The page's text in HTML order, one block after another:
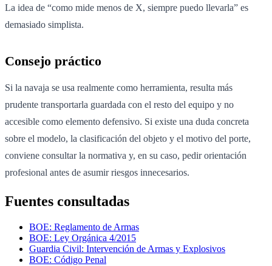
La idea de “como mide menos de X, siempre puedo llevarla” es
demasiado simplista.
Consejo práctico
Si la navaja se usa realmente como herramienta, resulta más
prudente transportarla guardada con el resto del equipo y no
accesible como elemento defensivo. Si existe una duda concreta
sobre el modelo, la clasificación del objeto y el motivo del porte,
conviene consultar la normativa y, en su caso, pedir orientación
profesional antes de asumir riesgos innecesarios.
Fuentes consultadas
BOE: Reglamento de Armas
BOE: Ley Orgánica 4/2015
Guardia Civil: Intervención de Armas y Explosivos
BOE: Código Penal